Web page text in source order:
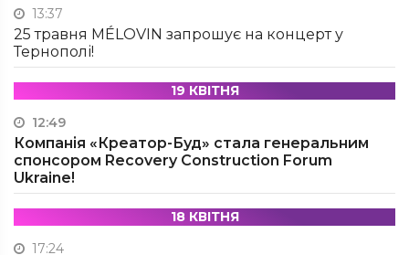
13:37
25 травня MÉLOVIN запрошує на концерт у
Тернополі!
19 КВІТНЯ
12:49
Компанія «Креатор-Буд» стала генеральним
спонсором Recovery Construction Forum
Ukraine!
18 КВІТНЯ
17:24